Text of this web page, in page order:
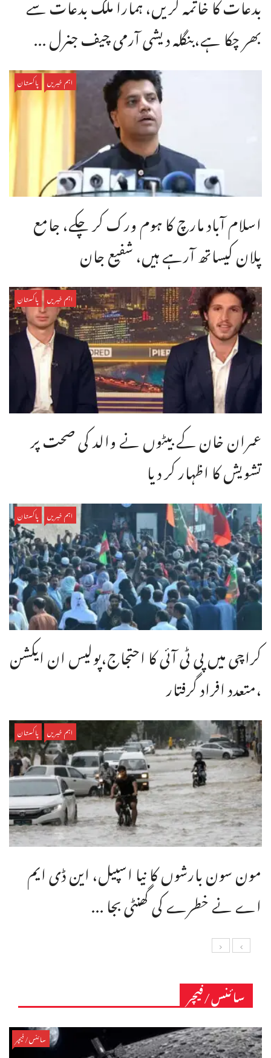
بھر چکا ہے،بنگله دیشی آرمی چیف جنرل ...
اہم خبریں پاکستان
اسلام آباد مارچ کا ہوم ورک کر چکے، جامع
پلان کیساتھ آرہے ہیں، شفیع جان
اہم خبریں پاکستان
عمران خان کے بیٹوں نے والد کی صحت پر
تشویش کا اظہار کر دیا
اہم خبریں پاکستان
کراچی میں پی ٹی آئی کا احتجاج،پولیس ان ایکشن
،متعدد افراد گرفتار
اہم خبریں پاکستان
مون سون بارشوں کا نیا اسپیل، این ڈی ایم
اے نے خطرے کی گھنٹی بجا ...
سائنس/فیچر
سائنس/فیچر